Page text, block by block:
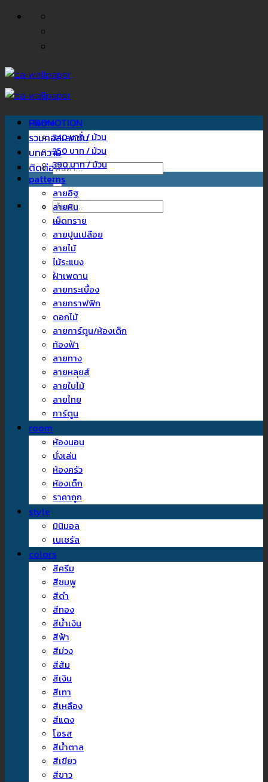
ข้าม
Home
รวมคอลเลคชั่น
บทความ
ติดต่อเรา
ค้นหา:
ค้นหา:
PROMOTION
340 บาท / ม้วน
350 บาท / ม้วน
390 บาท / ม้วน
patterns
ลายอิฐ
ลายหิน
เม็ดทราย
ลายปูนเปลือย
ลายไม้
ไม้ระแนง
ฝ้าเพดาน
ลายกระเบื้อง
ลายกราฟฟิก
ดอกไม้
ลายการ์ตูน/ห้องเด็ก
ท้องฟ้า
ลายทาง
ลายหลุยส์
ลายใบไม้
ลายไทย
การ์ตูน
room
ห้องนอน
นั่งเล่น
ห้องครัว
ห้องเด็ก
ราคาถูก
style
มินิมอล
เนเชรัล
colors
สีครีม
สีชมพู
สีดำ
สีทอง
สีน้ำเงิน
สีฟ้า
สีม่วง
สีส้ม
สีเงิน
สีเทา
สีเหลือง
สีแดง
โอรส
สีน้ำตาล
สีเขียว
สีขาว